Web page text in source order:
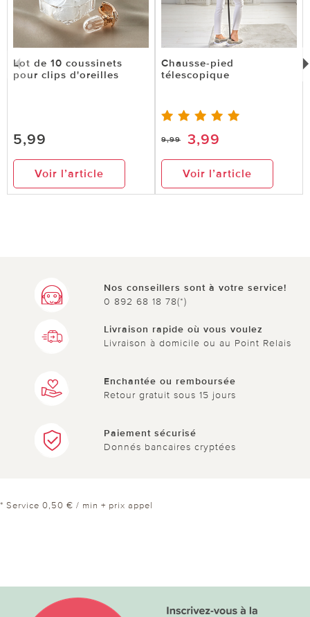
Lot de 10 coussinets
pour clips d'oreilles
5,99
Voir l’article
Chausse-pied
télescopique
9,99 3,99
Voir l’article
Nos conseillers sont à votre service!
0 892 68 18 78(*)
Livraison rapide où vous voulez
Livraison à domicile ou au Point Relais
Enchantée ou remboursée
Retour gratuit sous 15 jours
Paiement sécurisé
Donnés bancaires cryptées
* Service 0,50 € / min + prix appel